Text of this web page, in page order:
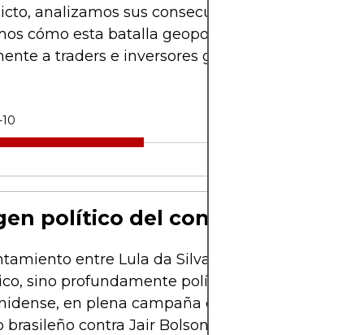
analizamos sus consecuencias económicas,
cómo esta batalla geopolítica puede afectar
a traders e inversores globales.
político del conflicto
entre Lula da Silva y Donald Trump no
sino profundamente político. El expresidente
en plena campaña electoral, reaccionó
brasileño contra Jair Bolsonaro –su aliado